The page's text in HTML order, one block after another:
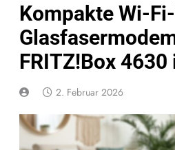
Kompakte Wi-
FRITZ!Box 4630
2. Februar 2026